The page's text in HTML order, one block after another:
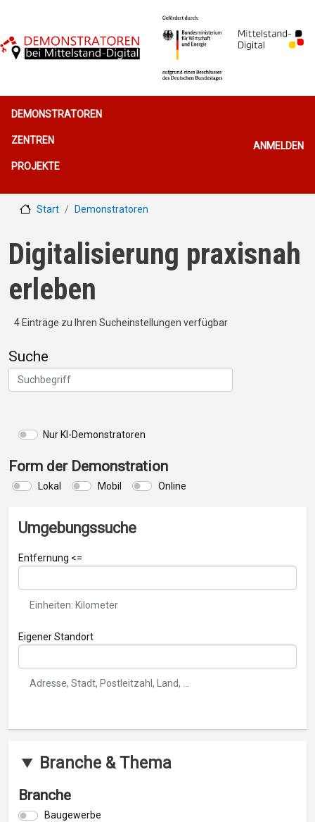
Hauptnavigation
DEMONSTRATOREN
ZENTREN
PROJEKTE
ANMELDEN
Start Demonstratoren
Digitalisierung praxisnah
erleben
4 Einträge zu Ihren Sucheinstellungen verfügbar
Suche
Nur KI-Demonstratoren
Form der Demonstration
Lokal Mobil Online
Umgebungssuche
Entfernung <=
Einheiten: Kilometer
Eigener Standort
Adresse, Stadt, Postleitzahl, Land, ...
Branche & Thema
Branche
Baugewerbe